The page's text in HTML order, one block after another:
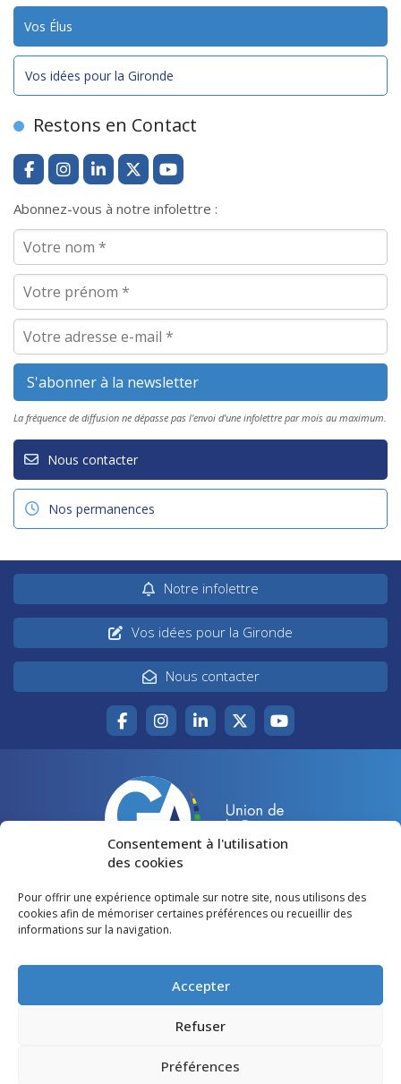
Consentement à l'utilisation
des cookies
Pour offrir une expérience optimale sur notre site, nous utilisons des
cookies afin de mémoriser certaines préférences ou recueillir des
informations sur la navigation.
Accepter
Refuser
Préférences
Vos Élus
Vos idées pour la Gironde
Restons en Contact
Abonnez-vous à notre infolettre :
La fréquence de diffusion ne dépasse pas l'envoi d'une infolettre par mois au maximum.
Nous contacter
Nos permanences
Notre infolettre
Vos idées pour la Gironde
Nous contacter
Accueil
Votre canton
Lire et voir
Agir pour la Gironde
Restons en contact
Mentions légales